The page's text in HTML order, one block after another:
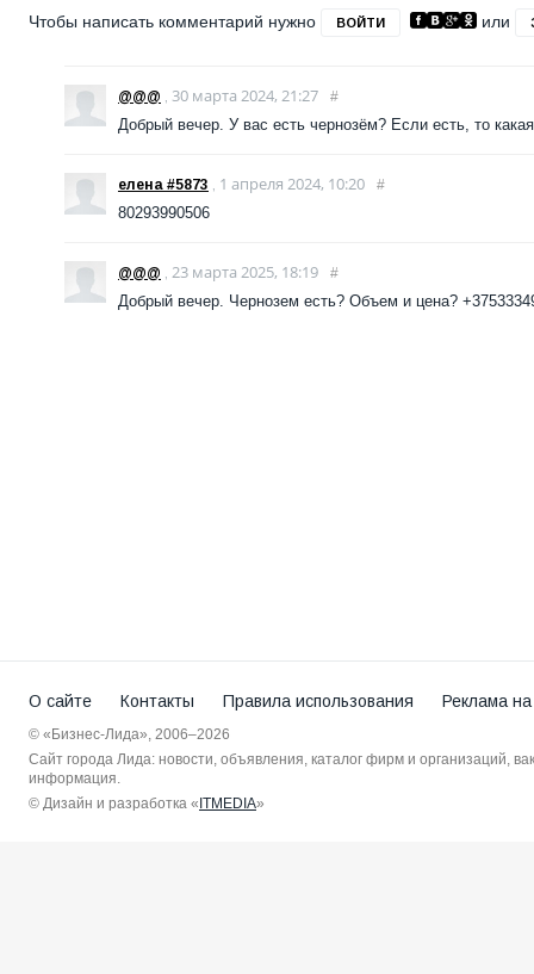
Чтобы написать комментарий нужно ВОЙТИ или
@@@ , 30 марта 2024, 21:27 #
Добрый вечер. У вас есть чернозём? Если есть, то
елена #5873 , 1 апреля 2024, 10:20 #
80293990506
@@@ , 23 марта 2025, 18:19 #
Добрый вечер. Чернозем есть? Объем и цена?
О сайте Контакты Правила использования Реклама
© «Бизнес-Лида», 2006–2026
Сайт города Лида: новости, объявления, каталог фирм и организаций,
информация.
© Дизайн и разработка « ITMEDIA»